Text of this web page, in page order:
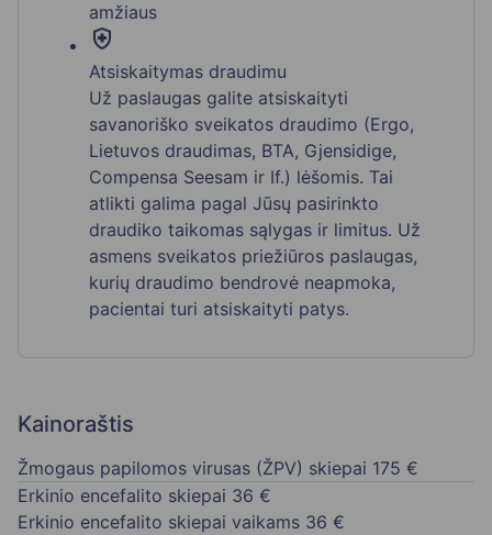
amžiaus
health_and_safety
Atsiskaitymas draudimu
Už paslaugas galite atsiskaityti
savanoriško sveikatos draudimo (Ergo,
Lietuvos draudimas, BTA, Gjensidige,
Compensa Seesam ir If.) lėšomis. Tai
atlikti galima pagal Jūsų pasirinkto
draudiko taikomas sąlygas ir limitus. Už
asmens sveikatos priežiūros paslaugas,
kurių draudimo bendrovė neapmoka,
pacientai turi atsiskaityti patys.
Kainoraštis
Žmogaus papilomos virusas (ŽPV) skiepai 175 €
Erkinio encefalito skiepai 36 €
Erkinio encefalito skiepai vaikams 36 €